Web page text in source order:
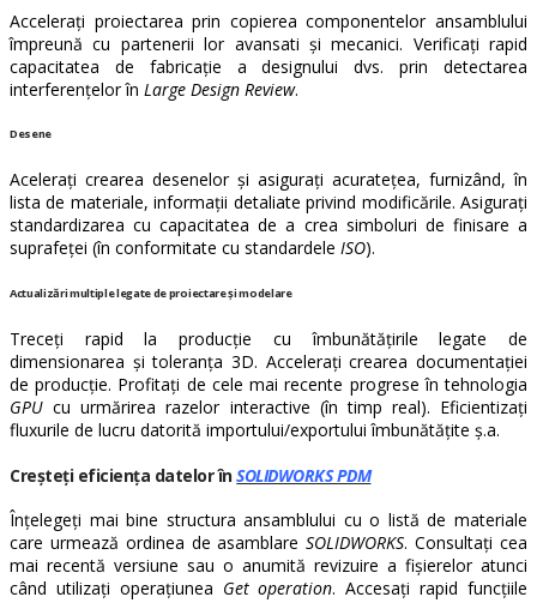
Accelerați proiectarea prin copierea componentelor ansamblului
împreună cu partenerii lor avansati și mecanici. Verificați rapid
capacitatea de fabricație a designului dvs. prin detectarea
interferențelor în Large Design Review.
Desene
Acelerați crearea desenelor și asigurați acuratețea, furnizând, în
lista de materiale, informații detaliate privind modificările. Asigurați
standardizarea cu capacitatea de a crea simboluri de finisare a
suprafeței (în conformitate cu standardele ISO).
Actualizări multiple legate de proiectare și modelare
Treceți rapid la producție cu îmbunătățirile legate de
dimensionarea și toleranța 3D. Accelerați crearea documentației
de producție. Profitați de cele mai recente progrese în tehnologia
GPU cu urmărirea razelor interactive (în timp real). Eficientizați
fluxurile de lucru datorită importului/exportului îmbunătățite ș.a.
Creșteți eficiența datelor înSOLIDWORKS PDM
Înțelegeți mai bine structura ansamblului cu o listă de materiale
care urmează ordinea de asamblareSOLIDWORKS. Consultați cea
mai recentă versiune sau o anumită revizuire a fișierelor atunci
când utilizați operațiunea Get operation. Accesați rapid funcțiile